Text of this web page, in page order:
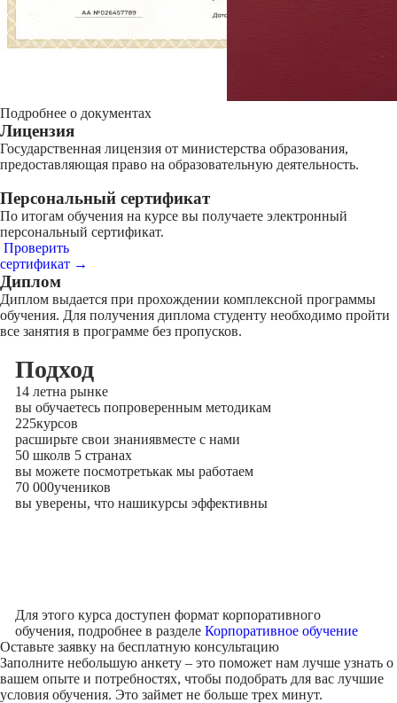
Подробнее о документах
Лицензия
Государственная лицензия от министерства образования,
предоставляющая право на образовательную деятельность.
Персональный сертификат
По итогам обучения на курсе вы получаете электронный
персональный сертификат.
Проверить
сертификат →
Диплом
Диплом выдается при прохождении комплексной программы
обучения. Для получения диплома студенту необходимо пройти
все занятия в программе без пропусков.
Подход
14 летна рынке
вы обучаетесь попроверенным методикам
225курсов
расширьте свои знаниявместе с нами
50 школв 5 странах
вы можете посмотретькак мы работаем
70 000учеников
вы уверены, что нашикурсы эффективны
Для этого курса доступен формат корпоративного
обучения, подробнее в разделе Корпоративное обучение
Оставьте заявку на бесплатную консультацию
Заполните небольшую анкету – это поможет нам лучше узнать о
вашем опыте и потребностях, чтобы подобрать для вас лучшие
условия обучения. Это займет не больше трех минут.